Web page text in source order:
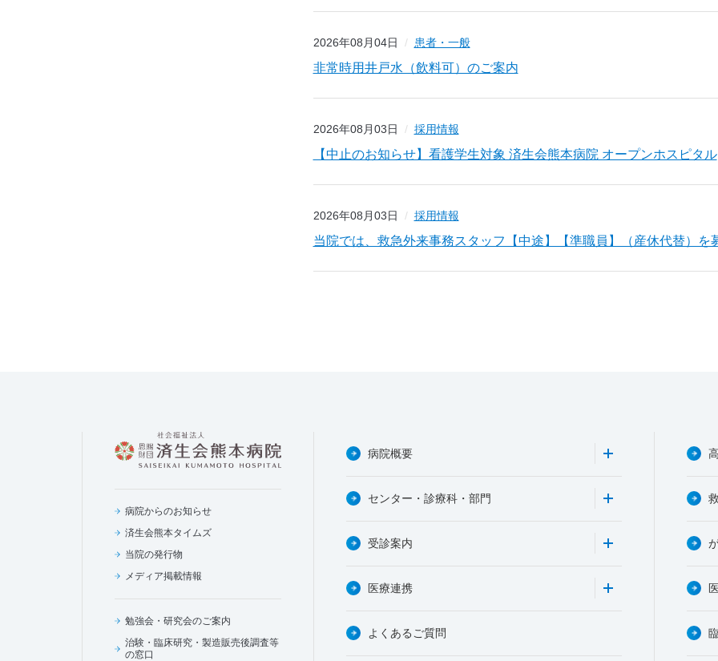
2026年08月04日 患者・一般
非常時用井戸水（飲料可）のご案内
2026年08月03日 採用情報
【中止のお知らせ】看護学生対象 済生会熊本病院 オープンホスピタル
2026年08月03日 採用情報
当院では、救急外来事務スタッフ【中途】【準職員】（産休代替）を
病院からのお知らせ
済生会熊本タイムズ
当院の発行物
メディア掲載情報
勉強会・研究会のご案内
治験・臨床研究・製造販売後調査等
の窓口
病院概要
センター・診療科・部門
受診案内
医療連携
よくあるご質問